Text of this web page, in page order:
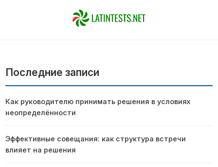
Последние записи
Как руководителю принимать решения в условиях
неопределённости
Эффективные совещания: как структура встречи
влияет на решения